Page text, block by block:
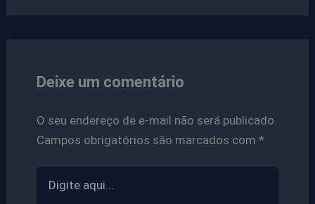
Deixe um comentário
O seu endereço de e-mail não será publicado.
Campos obrigatórios são marcados com *
aqui...